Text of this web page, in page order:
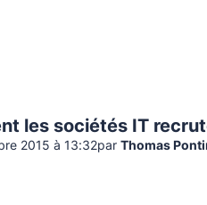
les sociétés IT
2015 à 13:32par Thomas